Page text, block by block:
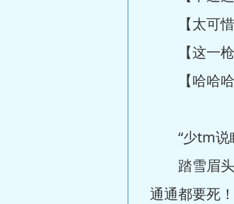
【太可惜
【这一枪
【哈哈哈
“少tm说
踏雪眉头
通通都要死